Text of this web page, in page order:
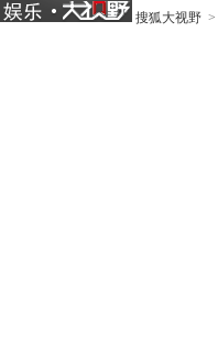
搜狐大视野 >